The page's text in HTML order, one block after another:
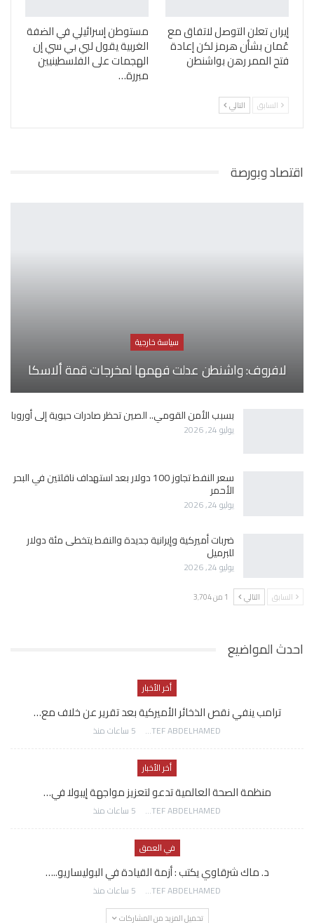
إيران تعلن التوصل لاتفاق مع
عُمان بشأن هرمز لكن إعادة
فتح الممر رهن بواشنطن
مستوطن إسرائيلي في الضفة
الغربية يقول لبي بي سي إن
الهجمات على الفلسطينيين
مبررة…
السابق التالي
اقتصاد وبورصة
سياسة خارجية
لافروف: واشنطن عدلت فهمها لمخرجات قمة ألاسكا
بسبب الأمن القومي.. الصين تحظر صادرات حيوية إلى أوروبا
يوليو 24, 2026
سعر النفط تجاوز 100 دولار بعد استهداف ناقلتين في البحر
الأحمر
يوليو 24, 2026
ضربات أميركية وإيرانية جديدة والنفط يتخطى مئة دولار
للبرميل
يوليو 24, 2026
السابق التالي 1 من 3٬704
احدث المواضيع
أخر الأخبار
ترامب ينفي نقص الذخائر الأميركية بعد تقرير عن خلاف مع…
AWATEF ABDELHAMED 5 ساعات منذ
أخر الأخبار
منظمة الصحة العالمية تدعو لتعزيز مواجهة إيبولا في…
AWATEF ABDELHAMED 5 ساعات منذ
في العمق
د. ماك شرقاوي يكتب : أزمة القيادة في البوليساريو..…
AWATEF ABDELHAMED 5 ساعات منذ
تحميل المزيد من المشاركات